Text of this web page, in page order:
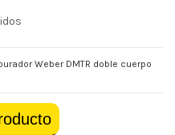
Weber DMTR doble cuerpo